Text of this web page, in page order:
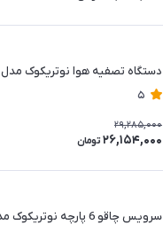
دستگاه تصفیه هوا نوتریکوک مدل AP330
5
29,285,000
26,154,000 تومان
سرویس چاقو 6 پارچه نوتریکوک مدل KB150